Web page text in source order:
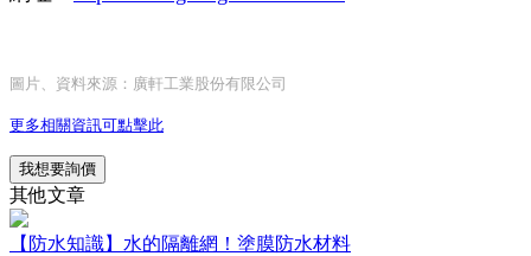
圖片、資料來源：廣軒工業股份有限公司
更多相關資訊可點擊此
我想要詢價
其他文章
【防水知識】水的隔離網！塗膜防水材料